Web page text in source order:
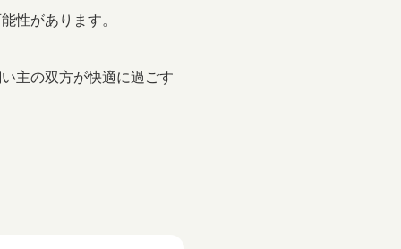
性があります。
主の双方が快適に過ごす